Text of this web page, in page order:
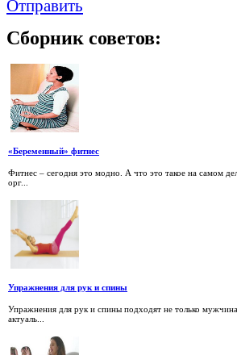
Отправить
Сборник советов:
«Беременный» фитнес
Фитнес – сегодня это модно. А что это такое на самом
орг...
Упражнения для рук и спины
Упражнения для рук и спины подходят не только
актуаль...